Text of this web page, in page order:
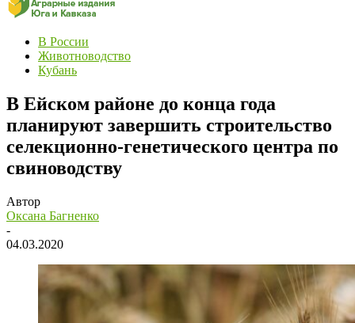
В России
Животноводство
Кубань
В Ейском районе до конца года
планируют завершить строительство
селекционно-генетического центра по
свиноводству
Автор
Оксана Багненко
-
04.03.2020